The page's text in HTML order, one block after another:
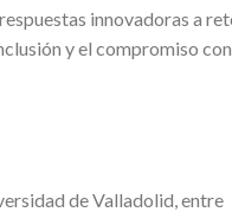
innovadoras a
y el compromiso
de Valladolid, entre